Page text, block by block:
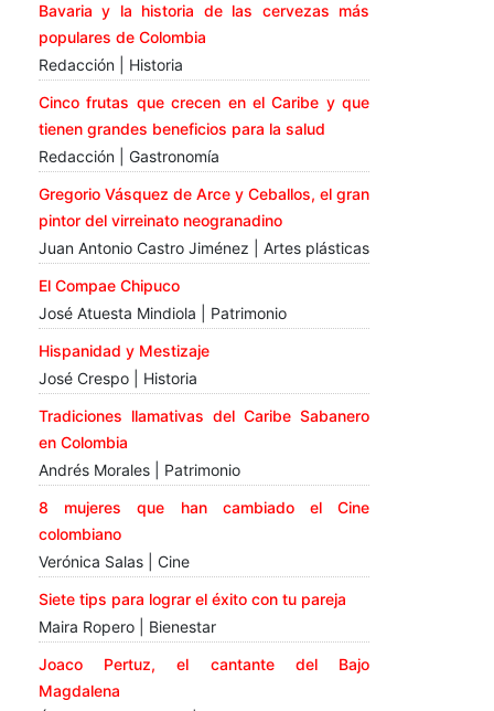
Bavaria y la historia de las cervezas más
populares de Colombia
Redacción | Historia
Cinco frutas que crecen en el Caribe y que
tienen grandes beneficios para la salud
Redacción | Gastronomía
Gregorio Vásquez de Arce y Ceballos, el gran
pintor del virreinato neogranadino
Juan Antonio Castro Jiménez | Artes plásticas
El Compae Chipuco
José Atuesta Mindiola | Patrimonio
Hispanidad y Mestizaje
José Crespo | Historia
Tradiciones llamativas del Caribe Sabanero
en Colombia
Andrés Morales | Patrimonio
8 mujeres que han cambiado el Cine
colombiano
Verónica Salas | Cine
Siete tips para lograr el éxito con tu pareja
Maira Ropero | Bienestar
Joaco Pertuz, el cantante del Bajo
Magdalena